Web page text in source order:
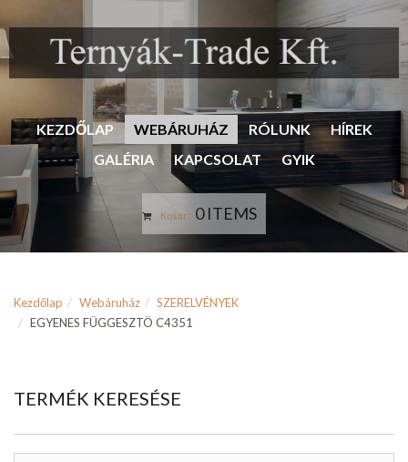
KEZDŐLAP WEBÁRUHÁZ RÓLUNK
HÍREK
GALÉRIA
KAPCSOLAT GYIK
Kosár: 0 ITEMS
Kezdőlap Webáruház
SZERELVÉNYEK
EGYENES FÜGGESZTÖ C4351
TERMÉK KERESÉSE